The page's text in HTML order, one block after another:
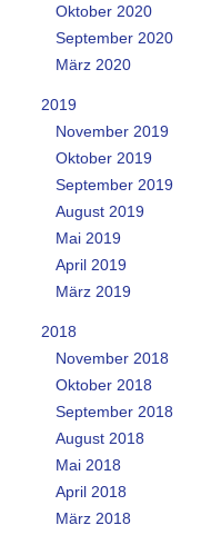
Oktober 2020
September 2020
März 2020
2019
November 2019
Oktober 2019
September 2019
August 2019
Mai 2019
April 2019
März 2019
2018
November 2018
Oktober 2018
September 2018
August 2018
Mai 2018
April 2018
März 2018